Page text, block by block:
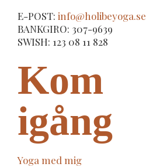
E-POST: info@holibeyoga.se
BANKGIRO: 307-9639
SWISH: 123 08 11 828
Kom
igång
Yoga med mig